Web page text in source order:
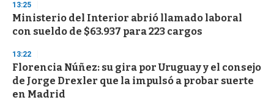
d
s
o
f
3
s
e
c
o
13:25
Ministerio del Interior abrió llamado laboral
con sueldo de $63.937 para 223 cargos
13:22
Florencia Núñez: su gira por Uruguay y el consejo
de Jorge Drexler que la impulsó a probar suerte
en Madrid